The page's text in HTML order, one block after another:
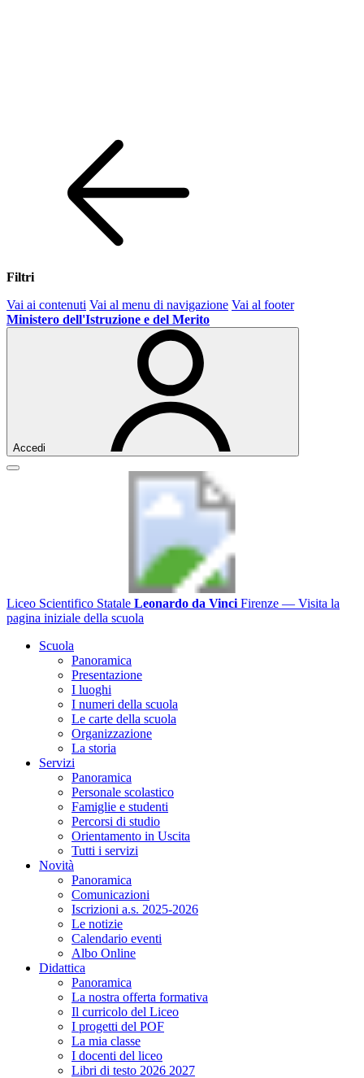
Filtri
Vai ai contenuti Vai al menu di navigazione Vai al footer
Ministero dell'Istruzione e del Merito
Accedi
Liceo Scientifico Statale Leonardo da Vinci Firenze — Visita la
pagina iniziale della scuola
Scuola
Panoramica
Presentazione
I luoghi
I numeri della scuola
Le carte della scuola
Organizzazione
La storia
Servizi
Panoramica
Personale scolastico
Famiglie e studenti
Percorsi di studio
Orientamento in Uscita
Tutti i servizi
Novità
Panoramica
Comunicazioni
Iscrizioni a.s. 2025-2026
Le notizie
Calendario eventi
Albo Online
Didattica
Panoramica
La nostra offerta formativa
Il curricolo del Liceo
I progetti del POF
La mia classe
I docenti del liceo
Libri di testo 2026 2027